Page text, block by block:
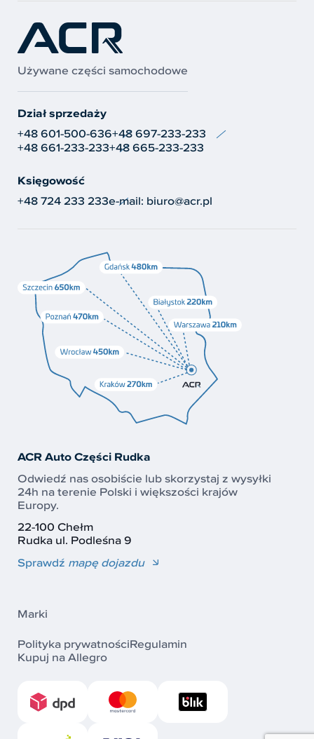
Używane części samochodowe
Dział sprzedaży
+48 601-500-636+48 697-233-233
+48 661-233-233+48 665-233-233
Księgowość
+48 724 233 233e-mail: biuro@acr.pl
ACR Auto Części Rudka
Odwiedź nas osobiście lub skorzystaj z wysyłki
24h na terenie Polski i większości krajów
Europy.
22-100 Chełm
Rudka ul. Podleśna 9
Sprawdź mapę dojazdu
Marki
Polityka prywatnościRegulamin
Kupuj na Allegro